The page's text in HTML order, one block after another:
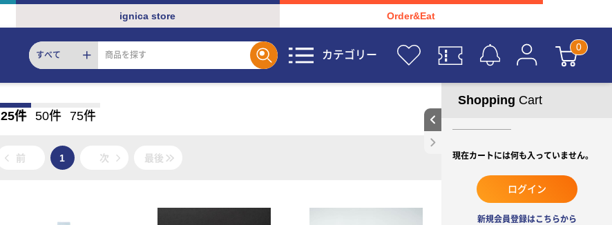
ignica store Order&Eat
すべて カテゴリー
25件 50件 75件
前 1 次 最後
Shopping Cart
現在カートには何も入っていません。
ログイン
新規会員登録はこちらから